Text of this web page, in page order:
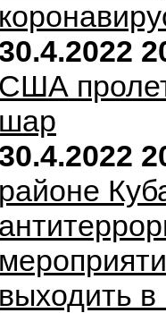
США
шар
районе
выходить